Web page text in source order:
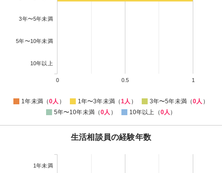
3年〜5年未満
5年〜10年未満
10年以上
0 0.5 1
1年未満（0人 ） 1年〜3年未満（1人 ） 3年〜5年未満（0人 ）
5年〜10年未満（0人 ） 10年以上（0人 ）
生活相談員の経験年数
1年未満